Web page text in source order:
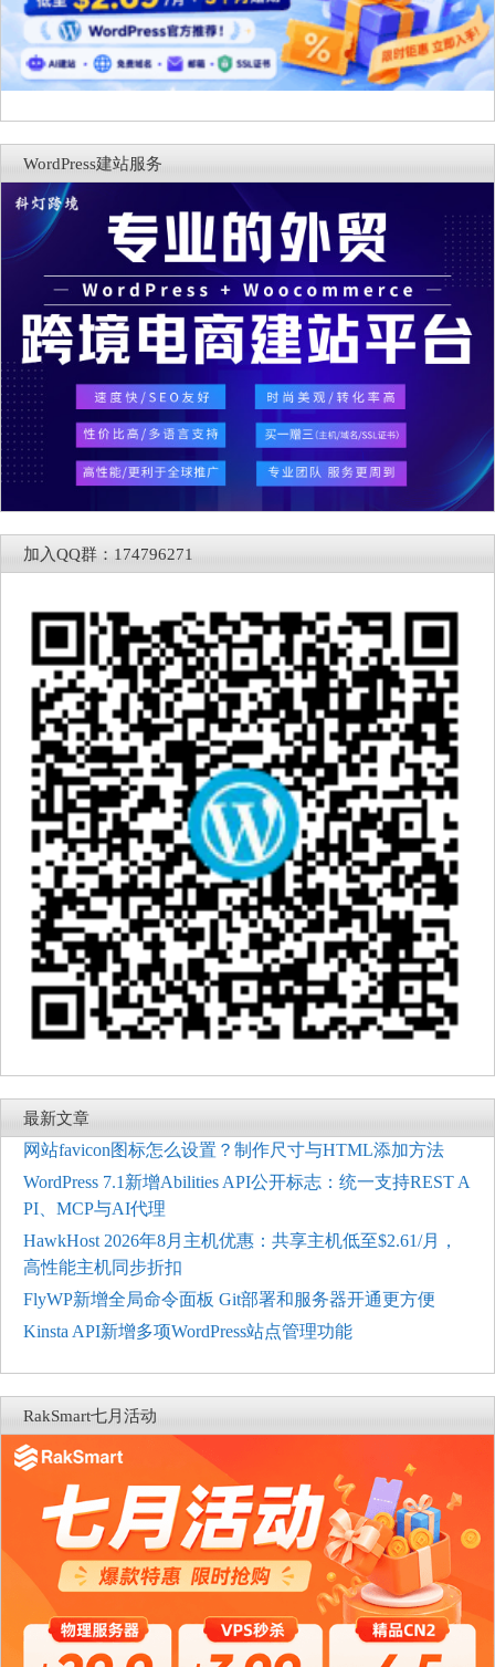
WordPress建站服务
加入QQ群：174796271
最新文章
网站favicon图标怎么设置？制作尺寸与HTML添加方法
WordPress 7.1新增Abilities API公开标志：统一支持REST A
PI、MCP与AI代理
HawkHost 2026年8月主机优惠：共享主机低至$2.61/月，
高性能主机同步折扣
FlyWP新增全局命令面板 Git部署和服务器开通更方便
Kinsta API新增多项WordPress站点管理功能
RakSmart七月活动